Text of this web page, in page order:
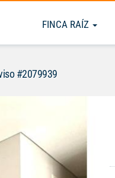
FINCA RAÍZ
#2079939